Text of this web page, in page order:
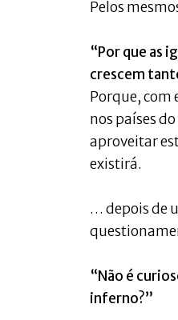
Pelos
“Por que as
crescem
Porque, com
nos países
aproveitar
existirá.
… depois de
“Não é
inferno?”